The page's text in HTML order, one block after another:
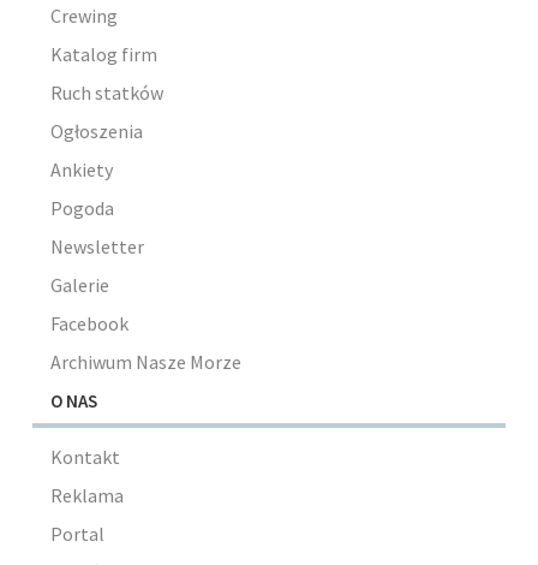
Crewing
Katalog firm
Ruch statków
Ogłoszenia
Ankiety
Pogoda
Newsletter
Galerie
Facebook
Archiwum Nasze Morze
O NAS
Kontakt
Reklama
Portal